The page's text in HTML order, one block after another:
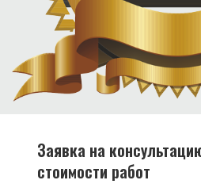
Заявка на
стоимости работ